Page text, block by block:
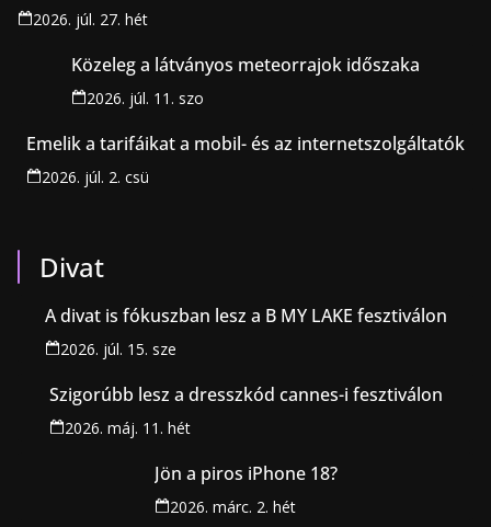
2026. júl. 27. hét
Közeleg a látványos meteorrajok időszaka
2026. júl. 11. szo
Emelik a tarifáikat a mobil- és az internetszolgáltatók
2026. júl. 2. csü
Divat
A divat is fókuszban lesz a B MY LAKE fesztiválon
2026. júl. 15. sze
Szigorúbb lesz a dresszkód cannes-i fesztiválon
2026. máj. 11. hét
Jön a piros iPhone 18?
2026. márc. 2. hét